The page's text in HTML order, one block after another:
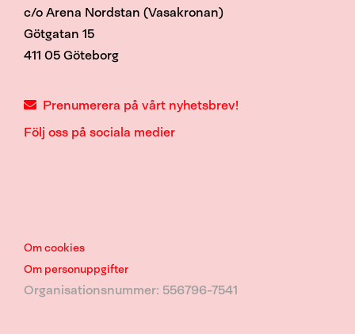
c/o Arena Nordstan (Vasakronan)
Götgatan 15
411 05 Göteborg
Prenumerera på vårt nyhetsbrev!
Följ oss på sociala medier
Om cookies
Om personuppgifter
Organisationsnummer: 556796-7541